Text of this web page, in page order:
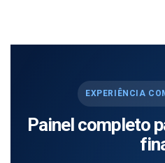
EXPERIÊNCIA
Painel completo